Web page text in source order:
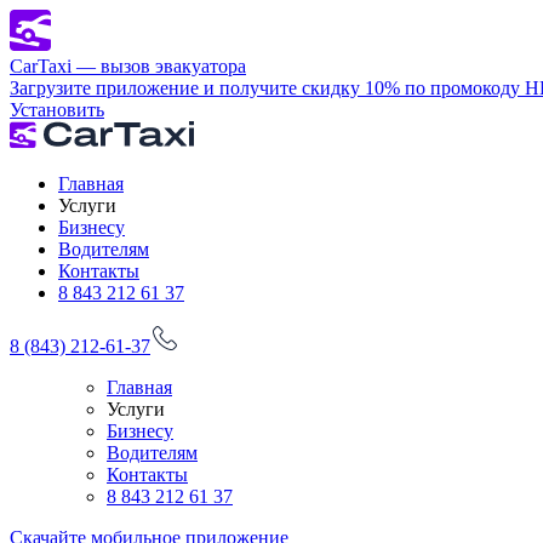
CarTaxi — вызов эвакуатора
Загрузите приложение и получите скидку 10% по промокоду
Установить
Главная
Услуги
Бизнесу
Водителям
Контакты
8 843 212 61 37
8 (843) 212-61-37
Главная
Услуги
Бизнесу
Водителям
Контакты
8 843 212 61 37
Скачайте мобильное приложение